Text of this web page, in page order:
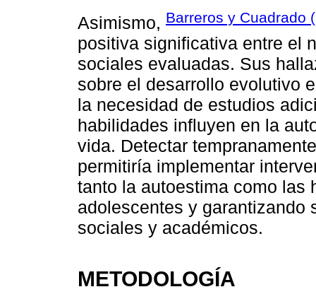
Asimismo, Barreros y Cuadrado
positiva significativa entre el
sociales evaluadas. Sus
sobre el desarrollo evolutivo
la necesidad de estudios
habilidades influyen en la
vida. Detectar
permitiría implementar
tanto la autoestima como las
adolescentes y garantizando
sociales y académicos.
METODOLOGÍA